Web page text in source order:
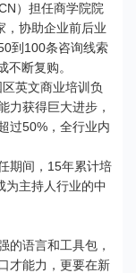
）担任商学院院
，协助企业前后业
到100条咨询线索
断复购。
英文商业培训负
力获得巨大进步，
过50%，全行业内
期间，15年累计培
为主持人行业的中
的语言和工具包，
才能力，更要在新